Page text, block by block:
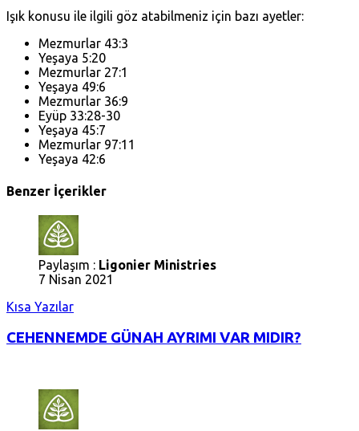
Işık konusu ile ilgili göz atabilmeniz için bazı ayetler:
Mezmurlar 43:3
Yeşaya 5:20
Mezmurlar 27:1
Yeşaya 49:6
Mezmurlar 36:9
Eyüp 33:28-30
Yeşaya 45:7
Mezmurlar 97:11
Yeşaya 42:6
Benzer İçerikler
Paylaşım : Ligonier Ministries
7 Nisan 2021
Kısa Yazılar
CEHENNEMDE GÜNAH AYRIMI VAR MIDIR?